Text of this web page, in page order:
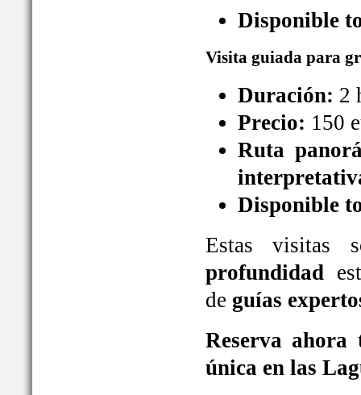
Disponible
Visita guiada para
Duración: 2
Precio: 150
Ruta
Disponible
Estas
profundidad
de guías
Reserva
única en las